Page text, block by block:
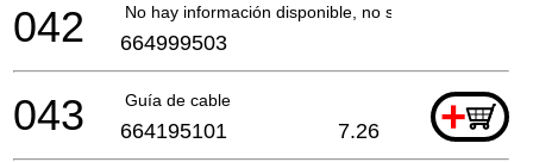
No hay información disponible, no se puede pedir
042 664999503
Guía de cable +
043 664195101 7.26